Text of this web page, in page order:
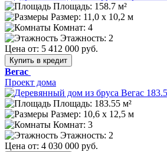
Площадь: 158.7 м²
Размер: 11,0 х 10,2 м
Комнат: 4
Этажность: 2
Цена от: 5 412 000 руб.
Купить в кредит
Вегас
Проект дома
Площадь: 183.55 м²
Размер: 10,6 х 12,5 м
Комнат: 3
Этажность: 2
Цена от: 4 030 000 руб.